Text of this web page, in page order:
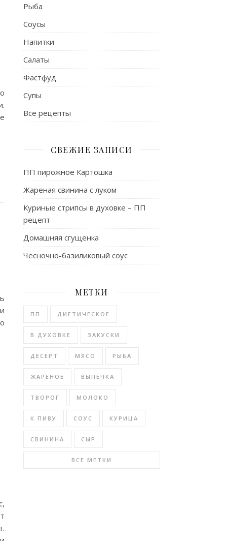
Рыба
Соусы
Напитки
Салаты
Фастфуд
Супы
Все рецепты
СВЕЖИЕ ЗАПИСИ
ПП пирожное Картошка
Жареная свинина с луком
Куриные стрипсы в духовке – ПП
рецепт
Домашняя сгущенка
Чесночно-базиликовый соус
МЕТКИ
ПП ДИЕТИЧЕСКОЕ
В ДУХОВКЕ ЗАКУСКИ
ДЕСЕРТ МЯСО РЫБА
ЖАРЕНОЕ ВЫПЕЧКА
ТВОРОГ МОЛОКО
К ПИВУ СОУС КУРИЦА
СВИНИНА СЫР
ВСЕ МЕТКИ